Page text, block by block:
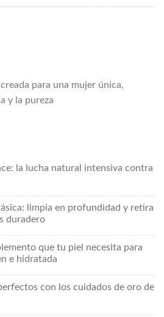
para una mujer única,
y la pureza
la lucha natural intensiva contra
limpia en profundidad y retira
duradero
que tu piel necesita para
e hidratada
con los cuidados de oro de